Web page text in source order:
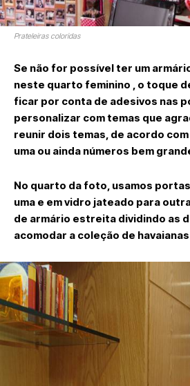
Prateleiras coloridas
Se não for possível ter um
neste quarto feminino , o toque
ficar por conta de adesivos nas
personalizar com temas que
reunir dois temas, de acordo
uma ou ainda números bem
No quarto da foto, usamos
uma e em vidro jateado para
de armário estreita dividindo as
acomodar a coleção de